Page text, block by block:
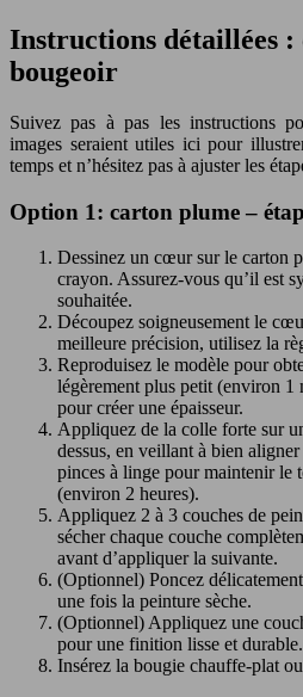
Instructions détaillées
bougeoir
Suivez pas à pas les instructions
images seraient utiles ici pour
temps et n’hésitez pas à ajuster les
Option 1: carton plume –
Dessinez un cœur sur le carton
crayon. Assurez-vous qu’il est
souhaitée.
Découpez soigneusement le
meilleure précision, utilisez la
Reproduisez le modèle pour
légèrement plus petit (environ 1
pour créer une épaisseur.
Appliquez de la colle forte sur
dessus, en veillant à bien
pinces à linge pour maintenir le
(environ 2 heures).
Appliquez 2 à 3 couches de
sécher chaque couche
avant d’appliquer la suivante.
(Optionnel) Poncez
une fois la peinture sèche.
(Optionnel) Appliquez une
pour une finition lisse et durable.
Insérez la bougie chauffe-plat